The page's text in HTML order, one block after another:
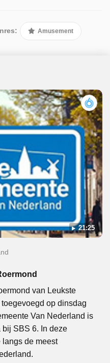
Amusement
21:25
van Leukste
op dinsdag
Van Nederland is
bij SBS 6. In deze
de meest